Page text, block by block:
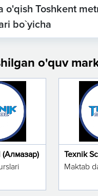
o'qish Toshkent
bo`yicha
o'quv
(Алмазар)
Texnik
Maktab